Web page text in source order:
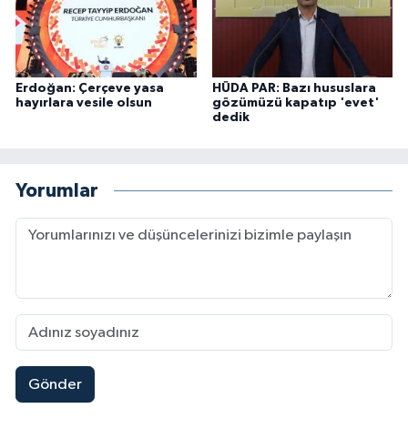
Erdoğan: Çerçeve yasa
hayırlara vesile olsun
HÜDA PAR: Bazı hususlara
gözümüzü kapatıp 'evet'
dedik
Yorumlar
Gönder